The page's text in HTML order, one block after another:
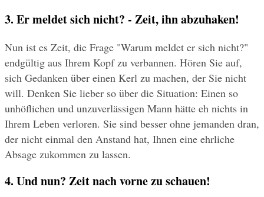
3. Er meldet sich nicht? - Zeit, ihn abzuhaken!
Nun ist es Zeit, die Frage "Warum meldet er sich nicht?"
endgültig aus Ihrem Kopf zu verbannen. Hören Sie auf,
sich Gedanken über einen Kerl zu machen, der Sie nicht
will. Denken Sie lieber so über die Situation: Einen so
unhöflichen und unzuverlässigen Mann hätte eh nichts in
Ihrem Leben verloren. Sie sind besser ohne jemanden dran,
der nicht einmal den Anstand hat, Ihnen eine ehrliche
Absage zukommen zu lassen.
4. Und nun? Zeit nach vorne zu schauen!